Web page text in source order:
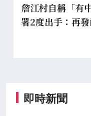
詹江村自稱「有
署2度出手：再
即時新聞